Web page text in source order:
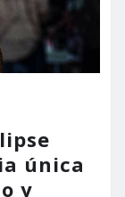
única
y